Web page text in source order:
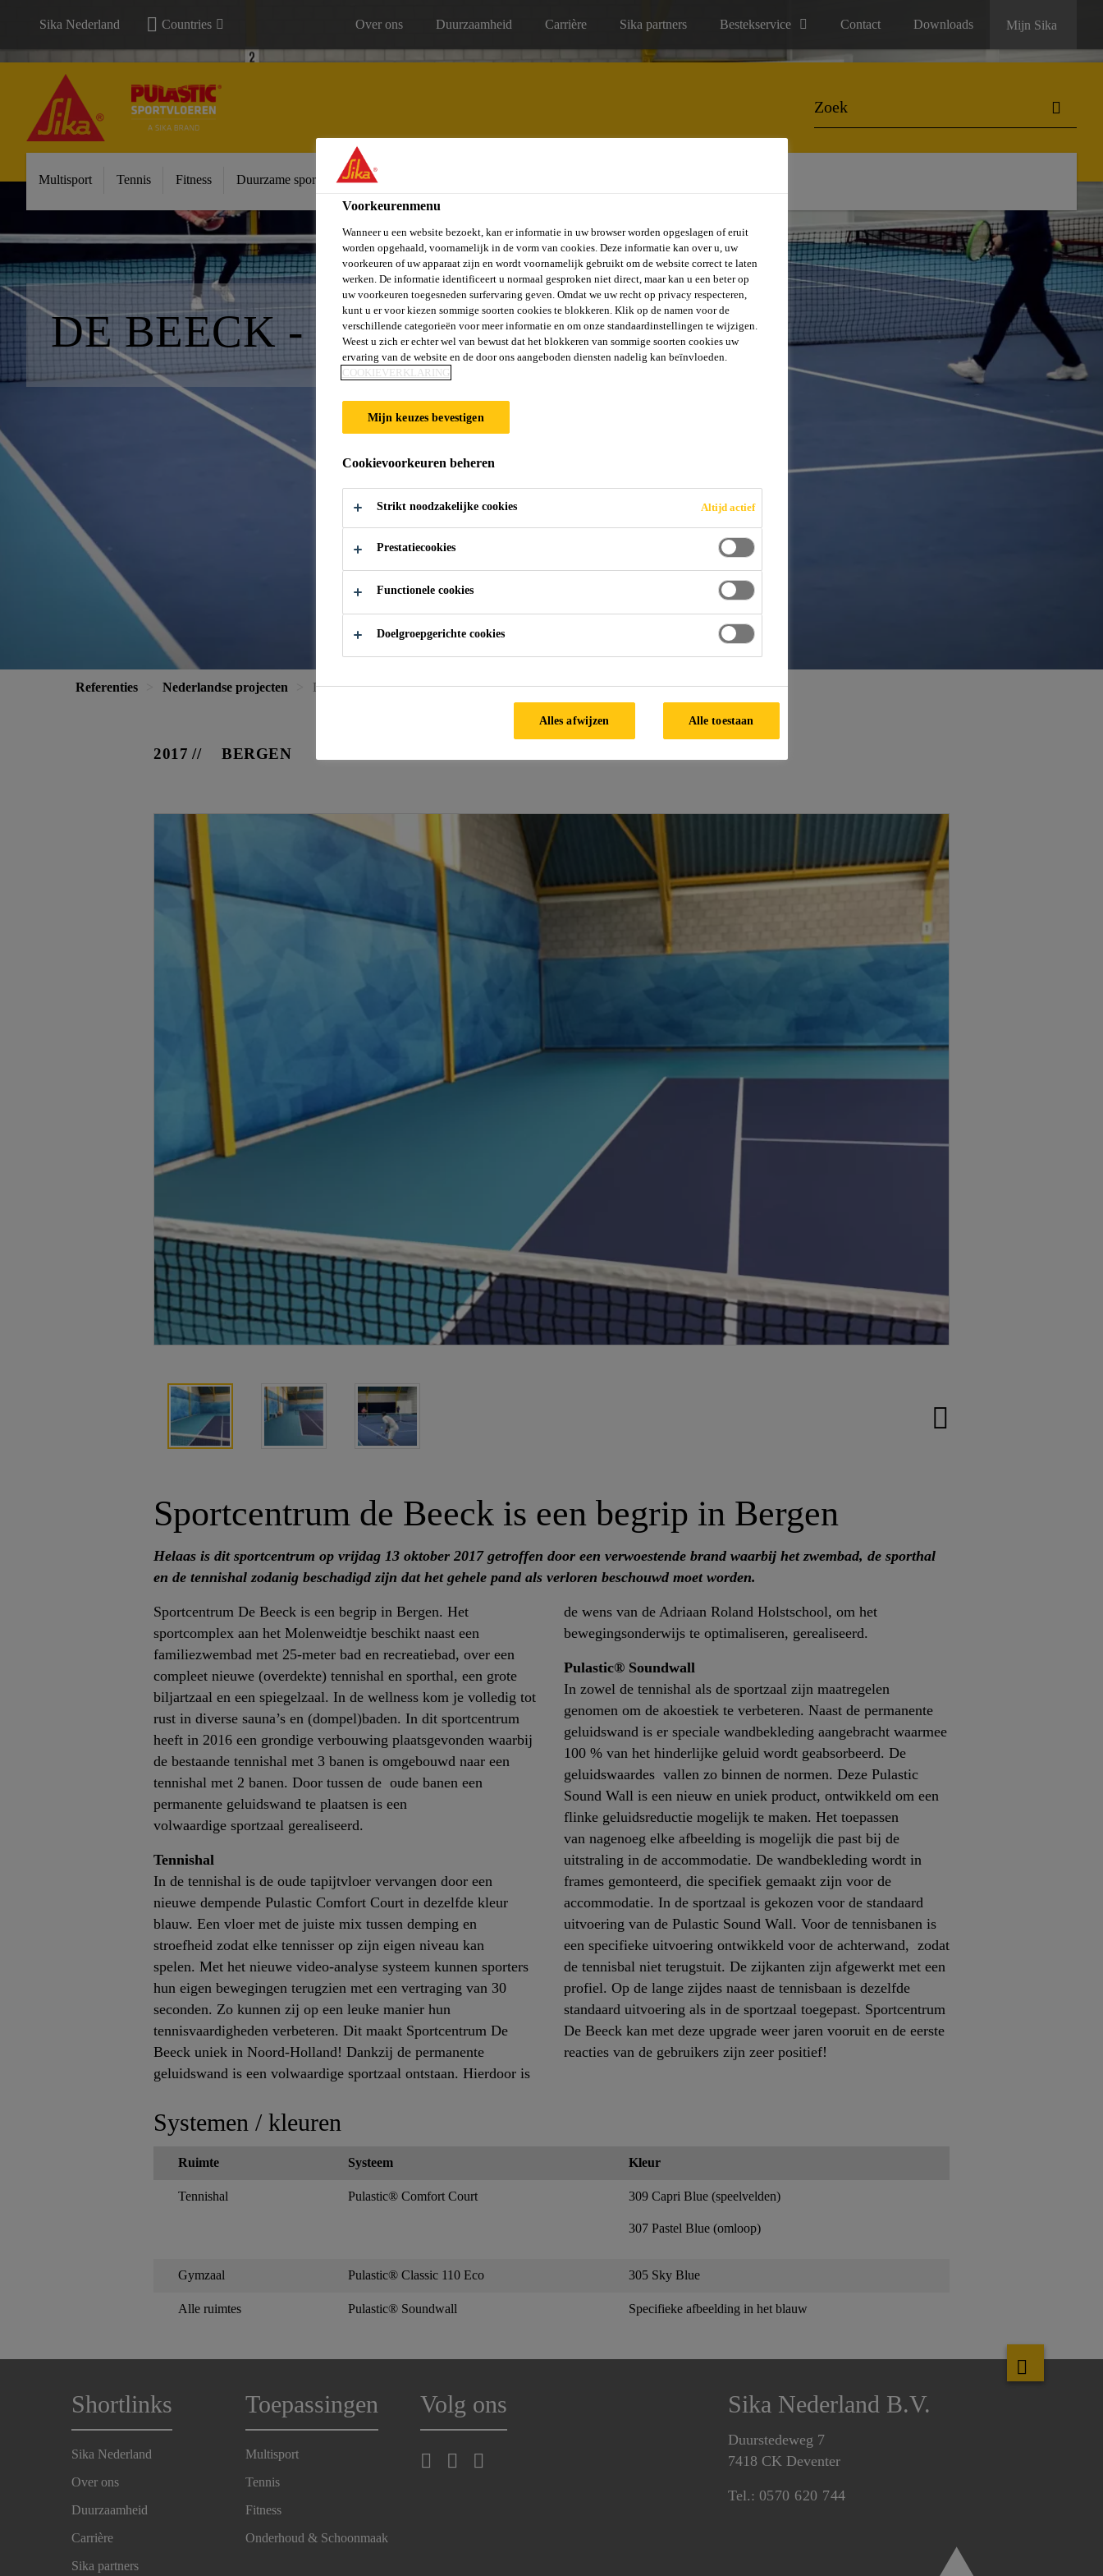
Sika Nederland Countries Over ons Duurzaamheid Carrière Sika partners Bestekservice Contact Downloads Mijn Sika
Multisport Tennis Fitness Duurzame sportvloeren
DE BEECK - BERGEN
Referenties Nederlandse projecten De Beeck - Bergen
2017 BERGEN
Sportcentrum de Beeck is een begrip in Bergen
Helaas is dit sportcentrum op vrijdag 13 oktober 2017 getroffen door een verwoestende brand waarbij het zwembad, de sporthal
en de tennishal zodanig beschadigd zijn dat het gehele pand als verloren beschouwd moet worden.
Sportcentrum De Beeck is een begrip in Bergen. Het
sportcomplex aan het Molenweidtje beschikt naast een
familiezwembad met 25-meter bad en recreatiebad, over een
compleet nieuwe (overdekte) tennishal en sporthal, een grote
biljartzaal en een spiegelzaal. In de wellness kom je volledig tot
rust in diverse sauna’s en (dompel)baden. In dit sportcentrum
heeft in 2016 een grondige verbouwing plaatsgevonden waarbij
de bestaande tennishal met 3 banen is omgebouwd naar een
tennishal met 2 banen. Door tussen de oude banen een
permanente geluidswand te plaatsen is een
volwaardige sportzaal gerealiseerd.
Tennishal
In de tennishal is de oude tapijtvloer vervangen door een
nieuwe dempende Pulastic Comfort Court in dezelfde kleur
blauw. Een vloer met de juiste mix tussen demping en
stroefheid zodat elke tennisser op zijn eigen niveau kan
spelen. Met het nieuwe video-analyse systeem kunnen sporters
hun eigen bewegingen terugzien met een vertraging van 30
seconden. Zo kunnen zij op een leuke manier hun
tennisvaardigheden verbeteren. Dit maakt Sportcentrum De
Beeck uniek in Noord-Holland! Dankzij de permanente
geluidswand is een volwaardige sportzaal ontstaan. Hierdoor is
de wens van de Adriaan Roland Holstschool, om het
bewegingsonderwijs te optimaliseren, gerealiseerd.
Pulastic® Soundwall
In zowel de tennishal als de sportzaal zijn maatregelen
genomen om de akoestiek te verbeteren. Naast de permanente
geluidswand is er speciale wandbekleding aangebracht waarmee
100 % van het hinderlijke geluid wordt geabsorbeerd. De
geluidswaardes vallen zo binnen de normen. Deze Pulastic
Sound Wall is een nieuw en uniek product, ontwikkeld om een
flinke geluidsreductie mogelijk te maken. Het toepassen
van nagenoeg elke afbeelding is mogelijk die past bij de
uitstraling in de accommodatie. De wandbekleding wordt in
frames gemonteerd, die specifiek gemaakt zijn voor de
accommodatie. In de sportzaal is gekozen voor de standaard
uitvoering van de Pulastic Sound Wall. Voor de tennisbanen is
een specifieke uitvoering ontwikkeld voor de achterwand, zodat
de tennisbal niet terugstuit. De zijkanten zijn afgewerkt met een
profiel. Op de lange zijdes naast de tennisbaan is dezelfde
standaard uitvoering als in de sportzaal toegepast. Sportcentrum
De Beeck kan met deze upgrade weer jaren vooruit en de eerste
reacties van de gebruikers zijn zeer positief!
Systemen / kleuren
Ruimte Systeem Kleur
Tennishal Pulastic® Comfort Court 309 Capri Blue (speelvelden)
307 Pastel Blue (omloop)
Gymzaal Pulastic® Classic 110 Eco 305 Sky Blue
Alle ruimtes Pulastic® Soundwall Specifieke afbeelding in het blauw
Shortlinks
Sika Nederland
Over ons
Duurzaamheid
Carrière
Sika partners
Toepassingen
Multisport
Tennis
Fitness
Onderhoud & Schoonmaak
Volg ons Sika Nederland B.V.
Duurstedeweg 7
7418 CK Deventer
Tel.: 0570 620 744
Voorkeurenmenu
Wanneer u een website bezoekt, kan er informatie in uw browser worden opgeslagen of eruit
worden opgehaald, voornamelijk in de vorm van cookies. Deze informatie kan over u, uw
voorkeuren of uw apparaat zijn en wordt voornamelijk gebruikt om de website correct te laten
werken. De informatie identificeert u normaal gesproken niet direct, maar kan u een beter op
uw voorkeuren toegesneden surfervaring geven. Omdat we uw recht op privacy respecteren,
kunt u er voor kiezen sommige soorten cookies te blokkeren. Klik op de namen voor de
verschillende categorieën voor meer informatie en om onze standaardinstellingen te wijzigen.
Weest u zich er echter wel van bewust dat het blokkeren van sommige soorten cookies uw
ervaring van de website en de door ons aangeboden diensten nadelig kan beïnvloeden.
COOKIEVERKLARING
Mijn keuzes bevestigen
Cookievoorkeuren beheren
Strikt noodzakelijke cookies Altijd actief
Prestatiecookies
Functionele cookies
Doelgroepgerichte cookies
Alles afwijzen Alle toestaan